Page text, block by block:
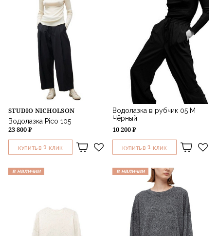
STUDIO NICHOLSON
Водолазка Pico 105
23 800 ₽
КУПИТЬ В 1 КЛИК
Водолазка в рубчик 05 M
Чёрный
10 200 ₽
КУПИТЬ В 1 КЛИК
в наличии в наличии